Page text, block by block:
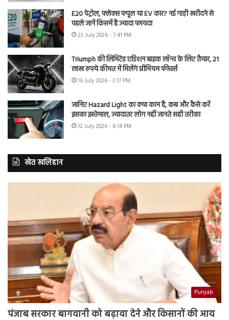
E20 पेट्रोल, फ्लेक्स फ्यूल या EV कार? नई गाड़ी खरीदने से
पहले जानें किसमें है ज्यादा फायदा
23 July 2026 - 7:41 PM
Triumph की लिमिटेड एडिशन बाइक लॉन्च के लिए तैयार, 21
लाख रुपये कीमत में मिलेंगे प्रीमियम फीचर्स
16 July 2026 - 3:17 PM
जानिए Hazard Light का क्या काम है, कब और कैसे करें
इसका इस्तेमाल, ज्यादातर लोग नहीं जानते सही तरीका
12 July 2026 - 6:14 PM
खेत खलिहान
Punjab
पंजाब सरकार बागवानी को बढ़ावा देने और किसानों की आय